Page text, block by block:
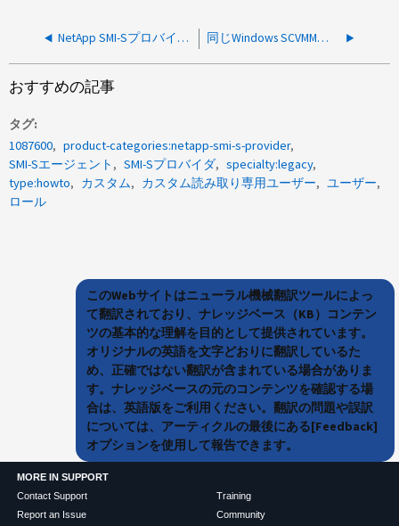
NetApp SMI-Sプロバイダからログを収集する方法 同じWindows SCVMMに2つのNetApp SMIS Providerをインストールすることは可能ですか？
おすすめの記事
タグ
1087600
product-categories:netapp-smi-s-provider
SMI-Sエージェント
SMI-Sプロバイダ
specialty:legacy
type:howto
カスタム カスタム読み取り専用ユーザー
ユーザー
ロール
このWebサイトはニューラル機械翻訳ツールによっ
て翻訳されており、ナレッジベース（KB）コンテン
ツの基本的な理解を目的として提供されています。
オリジナルの英語を文字どおりに翻訳しているた
め、正確ではない翻訳が含まれている場合がありま
す。ナレッジベースの元のコンテンツを確認する場
合は、英語版をご利用ください。翻訳の問題や誤訳
については、アーティクルの最後にある[Feedback]
オプションを使用して報告できます。
MORE IN SUPPORT
Contact Support
Report an Issue
Training
Community